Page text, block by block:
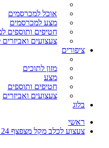
אוכל למכרסמים
מצע למכרסמים
חטיפים ותוספים
צעצועים
ציפורים
מזון לתוכים
מצע
חטיפים ותוספים
צעצועים ואביזרים
בלוג
ראשי
צעצוע לכלב מקל מצפצף 24 ס"מ